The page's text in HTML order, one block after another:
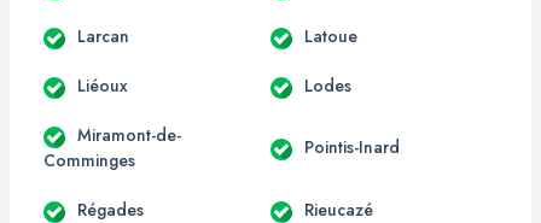
Larcan Latoue
Liéoux Lodes
Miramont-de-
Comminges
Pointis-Inard
Régades Rieucazé